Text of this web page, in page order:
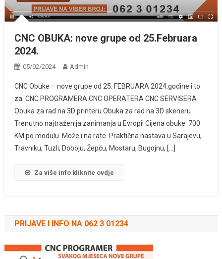
CNC OBUKA: nove grupe od 25.Februara
2024.
05/02/2024 Admin
CNC Obuke – nove grupe od 25. FEBRUARA 2024.godine i to
za: CNC PROGRAMERA CNC OPERATERA CNC SERVISERA
Obuka za rad na 3D printeru Obuka za rad na 3D skeneru
Trenutno najtraženija zanimanja u Evropi! Cijena obuke: 700
KM po modulu. Može i na rate. Praktična nastava u Sarajevu,
Travniku, Tuzli, Doboju, Žepču, Mostaru, Bugojnu, […]
Za više info kliknite ovdje
PRIJAVE I INFO NA 062 3 01234